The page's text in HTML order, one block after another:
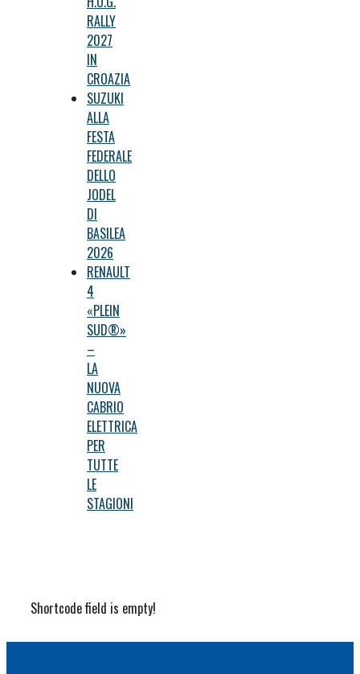
RALLY
2027
IN
CROAZIA
SUZUKI
ALLA
FESTA
FEDERALE
DELLO
JODEL
DI
BASILEA
2026
RENAULT
4
«PLEIN
SUD®»
–
LA
NUOVA
CABRIO
ELETTRICA
PER
TUTTE
LE
STAGIONI
Shortcode field is empty!